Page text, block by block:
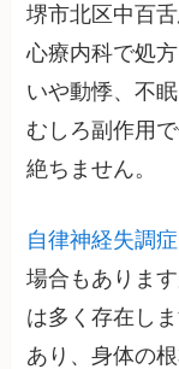
堺市北区中百
心療内科で処
いや動悸、不
むしろ副作用
絶ちません。
自律神経失調症
場合もありま
は多く存在し
あり、身体の